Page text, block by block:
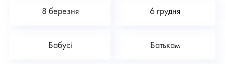
8 березня 6 грудня
Бабусі Батькам